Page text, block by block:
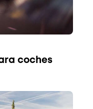
coches